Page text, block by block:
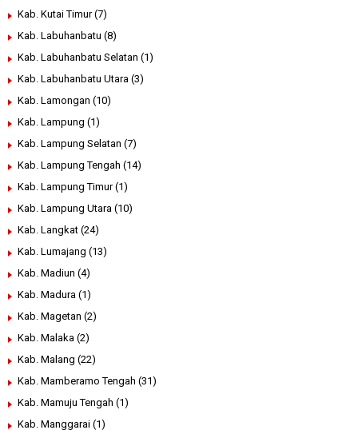
Kab. Kutai Timur (7)
Kab. Labuhanbatu (8)
Kab. Labuhanbatu Selatan (1)
Kab. Labuhanbatu Utara (3)
Kab. Lamongan (10)
Kab. Lampung (1)
Kab. Lampung Selatan (7)
Kab. Lampung Tengah (14)
Kab. Lampung Timur (1)
Kab. Lampung Utara (10)
Kab. Langkat (24)
Kab. Lumajang (13)
Kab. Madiun (4)
Kab. Madura (1)
Kab. Magetan (2)
Kab. Malaka (2)
Kab. Malang (22)
Kab. Mamberamo Tengah (31)
Kab. Mamuju Tengah (1)
Kab. Manggarai (1)